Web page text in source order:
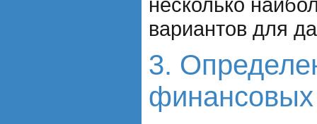
вариантов для
3.